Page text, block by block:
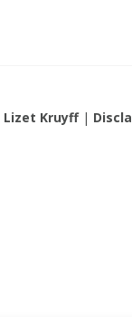
Lizet Kruyff|